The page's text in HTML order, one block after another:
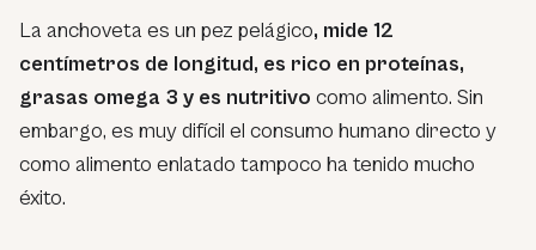
La anchoveta es un pez pelágico, mide 12
centímetros de longitud, es rico en proteínas,
grasas omega 3 y es nutritivo como alimento. Sin
embargo, es muy difícil el consumo humano directo y
como alimento enlatado tampoco ha tenido mucho
éxito.